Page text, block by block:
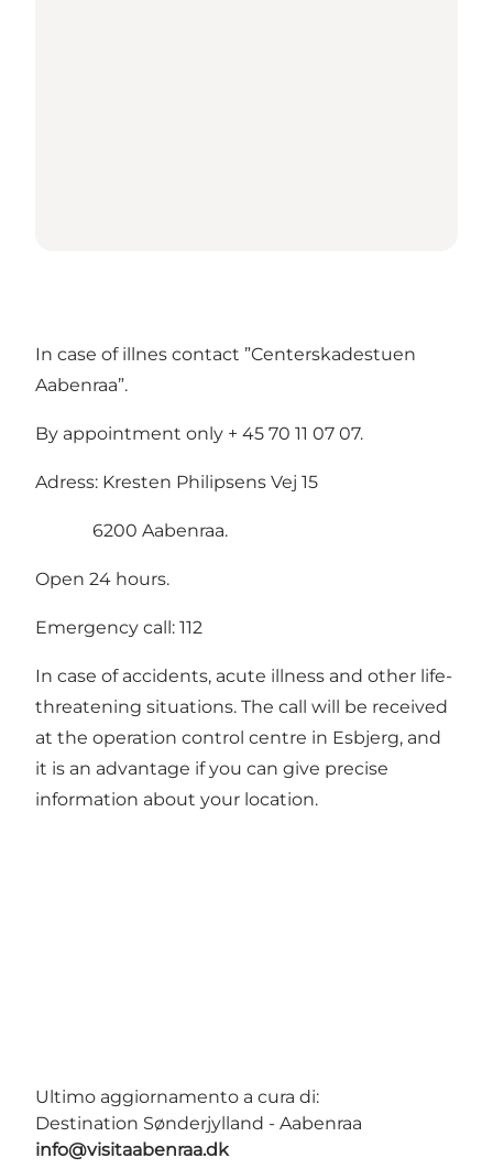
In case of illnes contact ”Centerskadestuen
Aabenraa”.
By appointment only + 45 70 11 07 07.
Adress: Kresten Philipsens Vej 15
6200 Aabenraa.
Open 24 hours.
Emergency call: 112
In case of accidents, acute illness and other life-
threatening situations. The call will be received
at the operation control centre in Esbjerg, and
it is an advantage if you can give precise
information about your location.
Ultimo aggiornamento a cura di:
Destination Sønderjylland - Aabenraa
info@visitaabenraa.dk